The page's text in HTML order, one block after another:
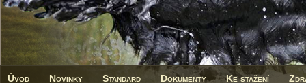
Úvod Novinky Standard Dokumenty Ke stažení